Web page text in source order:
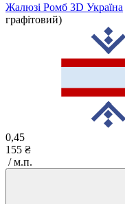
Жалюзі Ромб 3D Україна
графітовий)
0,45
155 ₴
/ м.п.